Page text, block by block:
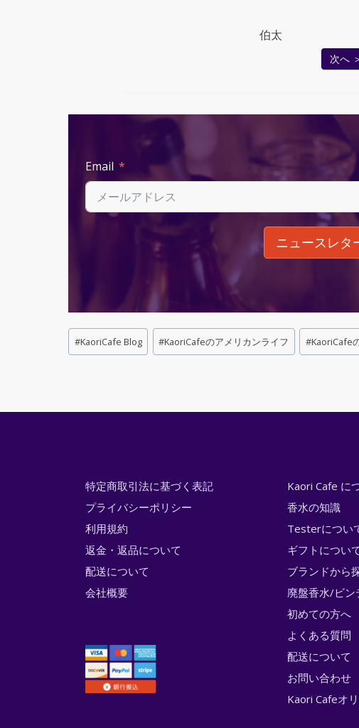
伯太
次へ
Email
ニュースレタ
Post
Tags:
#KaoriCafe Blog #KaoriCafeのアメリカンライフ #KaoriCafe
特定商取引法に基づく表記
プライバシーポリシー
利用規約
返金・返品について
配送について
会社概要
Kaori Cafe に
香水の知識
Testerについ
ギフトについ
ブランドから
廃盤香水/ビン
初めての方へ
よくある質問
配送について
お問い合わせ
Kaori Cafeオ